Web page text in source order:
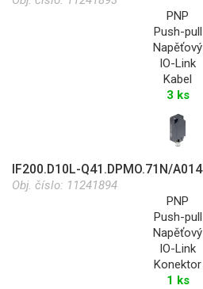
PNP
Push-pull
Napěťový
IO-Link
Kabel
3 ks
IF200.D10L-Q41.DPMO.71N/A014
Obj. číslo: 11241894
PNP
Push-pull
Napěťový
IO-Link
Konektor
1 ks